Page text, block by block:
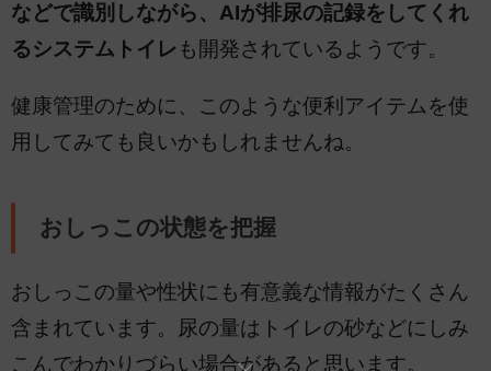
などで識別しながら、AIが排尿の記録をしてくれ
るシステムトイレ も開発されているようです。
健康管理のために、このような便利アイテムを使
用してみても良いかもしれませんね。
おしっこの状態を把握
おしっこの量や性状にも有意義な情報がたくさん
含まれています。尿の量はトイレの砂などにしみ
こんでわかりづらい場合があると思います。